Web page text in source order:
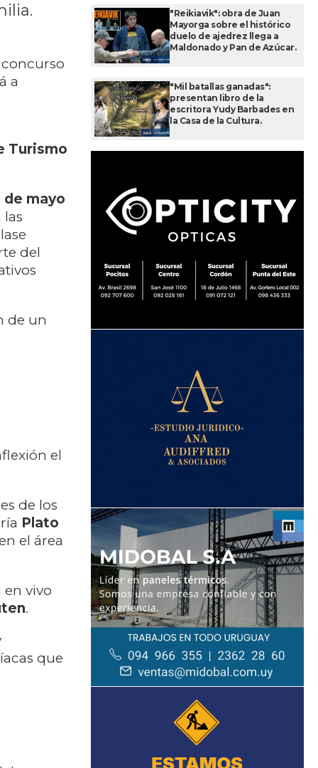
a
Turismo
de mayo
del
de un
el
de los
Plato
el área
en vivo
.
que
"Reikiavik": obra de Juan
Mayorga sobre el histórico
duelo de ajedrez llega a
Maldonado y Pan de Azúcar.
"Mil batallas ganadas":
presentan libro de la
escritora Yudy Barbades en
la Casa de la Cultura.